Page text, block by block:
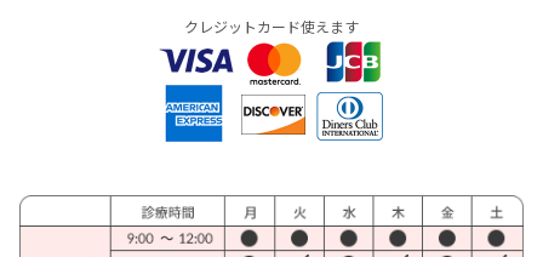
クレジットカード使えます